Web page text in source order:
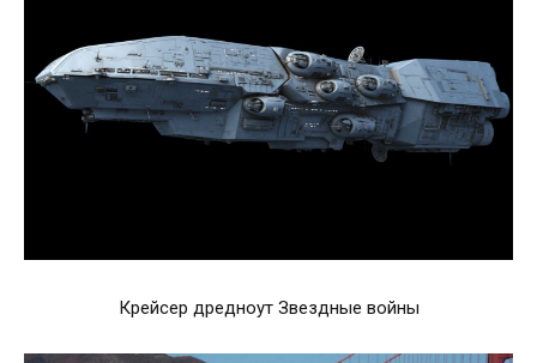
Крейсер дредноут Звездные войны